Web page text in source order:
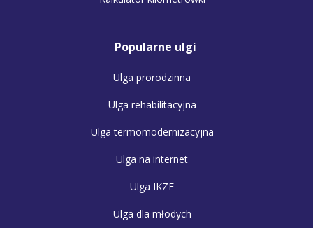
Popularne ulgi
Ulga prorodzinna
Ulga rehabilitacyjna
Ulga termomodernizacyjna
Ulga na internet
Ulga IKZE
Ulga dla młodych